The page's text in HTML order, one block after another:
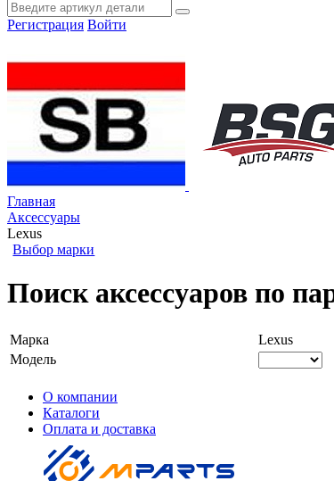
Регистрация Войти
Главная
Аксессуары
Lexus
Выбор марки
Поиск аксессуаров по
Марка
Lexus
Модель
О компании
Каталоги
Оплата и доставка